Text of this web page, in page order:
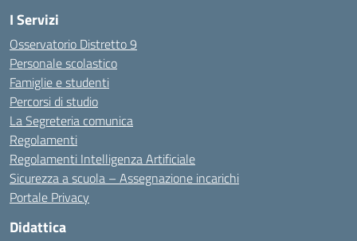
I Servizi
Osservatorio Distretto 9
Personale scolastico
Famiglie e studenti
Percorsi di studio
La Segreteria comunica
Regolamenti
Regolamenti Intelligenza Artificiale
Sicurezza a scuola – Assegnazione incarichi
Portale Privacy
Didattica